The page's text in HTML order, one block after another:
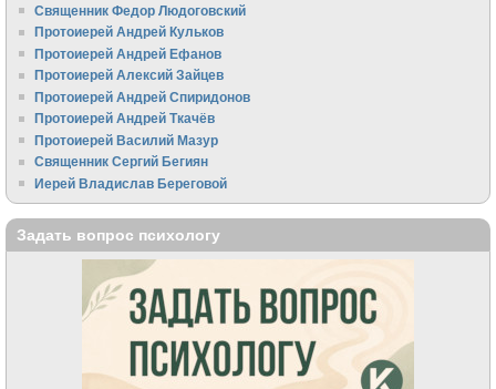
Священник Федор Людоговский
Протоиерей Андрей Кульков
Протоиерей Андрей Ефанов
Протоиерей Алексий Зайцев
Протоиерей Андрей Спиридонов
Протоиерей Андрей Ткачёв
Протоиерей Василий Мазур
Священник Сергий Бегиян
Иерей Владислав Береговой
Задать вопрос психологу